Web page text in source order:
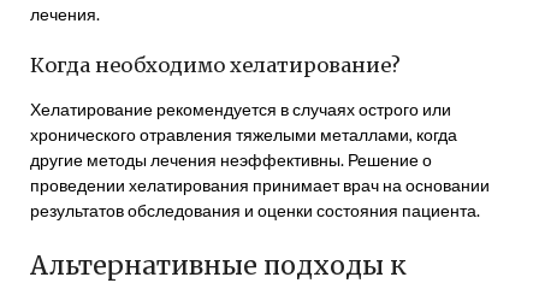
лечения.
Когда необходимо хелатирование?
Хелатирование рекомендуется в случаях острого или
хронического отравления тяжелыми металлами, когда
другие методы лечения неэффективны. Решение о
проведении хелатирования принимает врач на основании
результатов обследования и оценки состояния пациента.
Альтернативные подходы к